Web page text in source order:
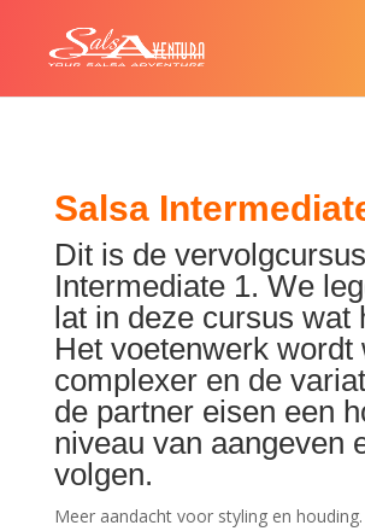
Salsa
Dit is de
Intermediate 1. We
lat in deze cursus wat
Het voetenwerk wordt
complexer en de
de partner eisen een
niveau van aangeven
volgen.
Meer aandacht voor styling en